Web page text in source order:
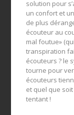
solution pour
un confort et
de plus
écouteur au
mal foutue»
transpiration
écouteurs ? le
tourne pour
écouteurs
et quel que
tentant !